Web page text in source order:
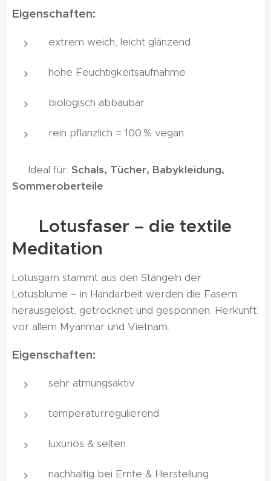
Eigenschaften:
extrem weich, leicht glänzend
hohe Feuchtigkeitsaufnahme
biologisch abbaubar
rein pflanzlich = 100 % vegan
🎯 Ideal für: Schals, Tücher, Babykleidung,
Sommeroberteile
🪷 Lotusfaser – die textile
Meditation
Lotusgarn stammt aus den Stängeln der
Lotusblume – in Handarbeit werden die Fasern
herausgelöst, getrocknet und gesponnen. Herkunft:
vor allem Myanmar und Vietnam.
Eigenschaften:
sehr atmungsaktiv
temperaturregulierend
luxuriös & selten
nachhaltig bei Ernte & Herstellung